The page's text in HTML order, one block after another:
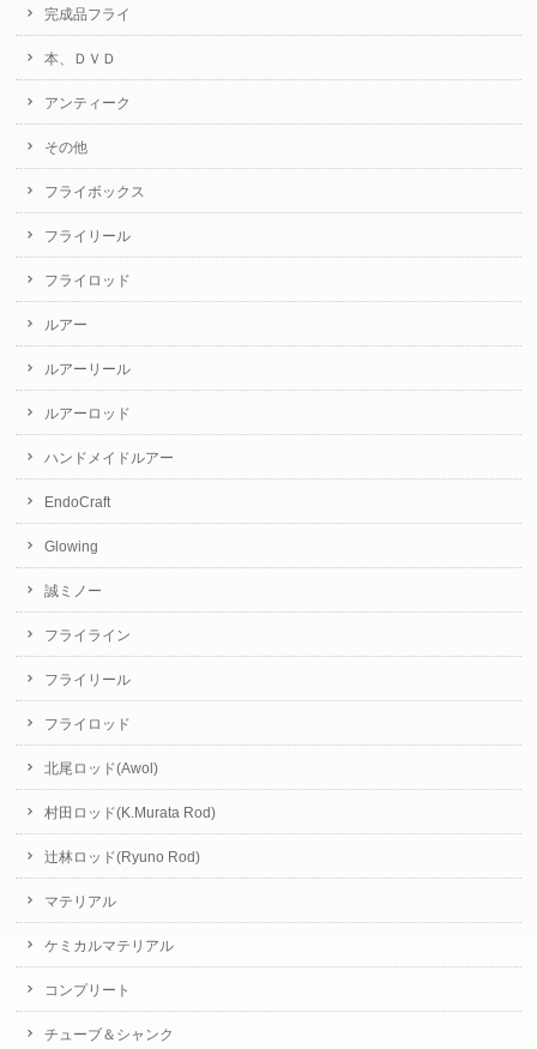
完成品フライ
本、ＤＶＤ
アンティーク
その他
フライボックス
フライリール
フライロッド
ルアー
ルアーリール
ルアーロッド
ハンドメイドルアー
EndoCraft
Glowing
誠ミノー
フライライン
フライリール
フライロッド
北尾ロッド(Awol)
村田ロッド(K.Murata Rod)
辻林ロッド(Ryuno Rod)
マテリアル
ケミカルマテリアル
コンプリート
チューブ＆シャンク